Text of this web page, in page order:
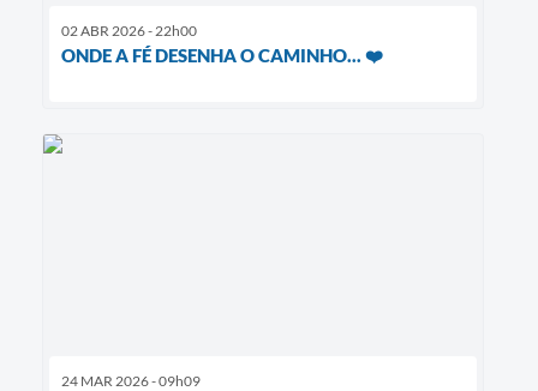
02 ABR 2026 - 22h00
ONDE A FÉ DESENHA O CAMINHO... ❤️
24 MAR 2026 - 09h09